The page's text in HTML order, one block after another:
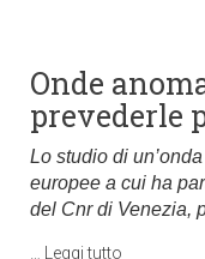
Onde
prevederle
Lo studio di
europee a cui ha
del Cnr di Venezia,
Leggi tutto